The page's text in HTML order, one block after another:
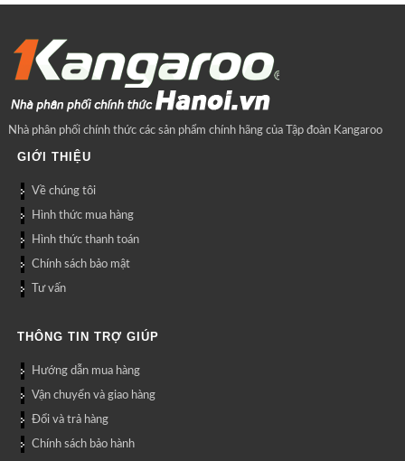
Nhà phân phối chính thức các sản phẩm chính hãng của Tập đoàn Kangaroo
GIỚI THIỆU
Về chúng tôi
Hình thức mua hàng
Hình thức thanh toán
Chính sách bảo mật
Tư vấn
THÔNG TIN TRỢ GIÚP
Hướng dẫn mua hàng
Vận chuyển và giao hàng
Đổi và trả hàng
Chính sách bảo hành